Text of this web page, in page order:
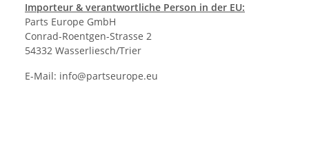
Importeur & verantwortliche Person in der EU:
Parts Europe GmbH
Conrad-Roentgen-Strasse 2
54332 Wasserliesch/Trier
E-Mail: info@partseurope.eu